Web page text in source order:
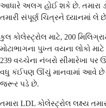
આધારે અલગ હોઈ શકે છે. તમારા
તમારી સંપૂર્ણ ચિત્રને ધ્યાનમાં લે
કુલ કોલેસ્ટ્રોલ માટે, 200
મોટાભાગના પુખ્ત વયના લોકો
239 વચ્ચેના નંબરો સીમારેખા
વધુ કંઈપણ ઊંચું માનવામાં આવે છે
જરૂર પડે છે.
તમારા LDL કોલેસ્ટ્રોલ લક્ષ્ય